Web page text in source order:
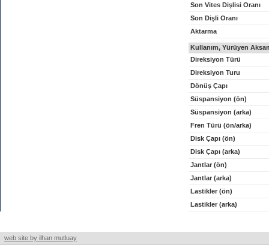
Son Vites Dişlisi Oranı
Son Dişli Oranı
Aktarma
Kullanım, Yürüyen
Direksiyon Türü
Direksiyon Turu
Dönüş Çapı
Süspansiyon (ön)
Süspansiyon (arka)
Fren Türü (ön/arka)
Disk Çapı (ön)
Disk Çapı (arka)
Jantlar (ön)
Jantlar (arka)
Lastikler (ön)
Lastikler (arka)
web site by ilhan mutluay